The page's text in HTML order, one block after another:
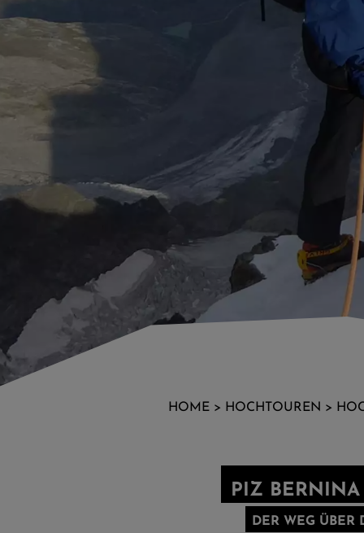
HOME > HOCHTOUREN >
PIZ BERNINA
DER WEG ÜBER